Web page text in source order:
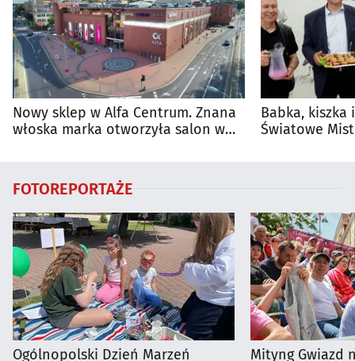
Nowy sklep w Alfa Centrum. Znana
włoska marka otworzyła salon w
Babka, kiszka
Światowe
FOTOREPORTAŻE
Ogólnopolski Dzień Marzeń
Mityng Gwiazd